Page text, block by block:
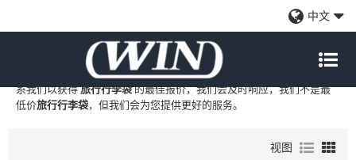
中文
旅行行李袋 的专业中国制造商和供应商，我们提供定制批发旅
工厂、自有品牌旅行行李袋和旅行行李袋
系我们以获得旅行行李袋的最佳报价，我们会及时响应，我们不是最
低价旅行行李袋，但我们会为您提供更好的服务。
视图